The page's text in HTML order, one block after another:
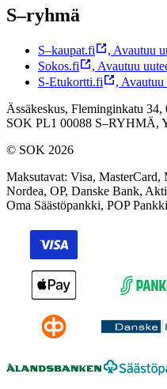
S–ryhmä
S–kaupat.fi , Avautuu
Sokos.fi
, Avautuu
S-Etukortti.fi
, Avautuu
Ässäkeskus, Fleminginkatu
SOK PL1 00088 S–RYHMÄ,
© SOK 2026
Maksutavat: Visa, MasterCard,
Nordea, OP, Danske Bank,
Oma Säästöpankki, POP